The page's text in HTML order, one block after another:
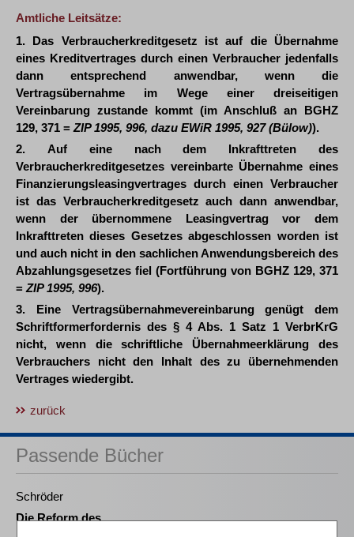
Amtliche Leitsätze:
1. Das Verbraucherkreditgesetz ist auf die Übernahme
eines Kreditvertrages durch einen Verbraucher jedenfalls
dann entsprechend anwendbar, wenn die
Vertragsübernahme im Wege einer dreiseitigen
Vereinbarung zustande kommt (im Anschluß an BGHZ
129, 371 = ZIP 1995, 996, dazu EWiR 1995, 927 (Bülow)).
2. Auf eine nach dem Inkrafttreten des
Verbraucherkreditgesetzes vereinbarte Übernahme eines
Finanzierungsleasingvertrages durch einen Verbraucher
ist das Verbraucherkreditgesetz auch dann anwendbar,
wenn der übernommene Leasingvertrag vor dem
Inkrafttreten dieses Gesetzes abgeschlossen worden ist
und auch nicht in den sachlichen Anwendungsbereich des
Abzahlungsgesetzes fiel (Fortführung von BGHZ 129, 371
= ZIP 1995, 996).
3. Eine Vertragsübernahmevereinbarung genügt dem
Schriftformerfordernis des § 4 Abs. 1 Satz 1 VerbrKrG
nicht, wenn die schriftliche Übernahmeerklärung des
Verbrauchers nicht den Inhalt des zu übernehmenden
Vertrages wiedergibt.
zurück
Passende Bücher
Schröder
Die Reform des